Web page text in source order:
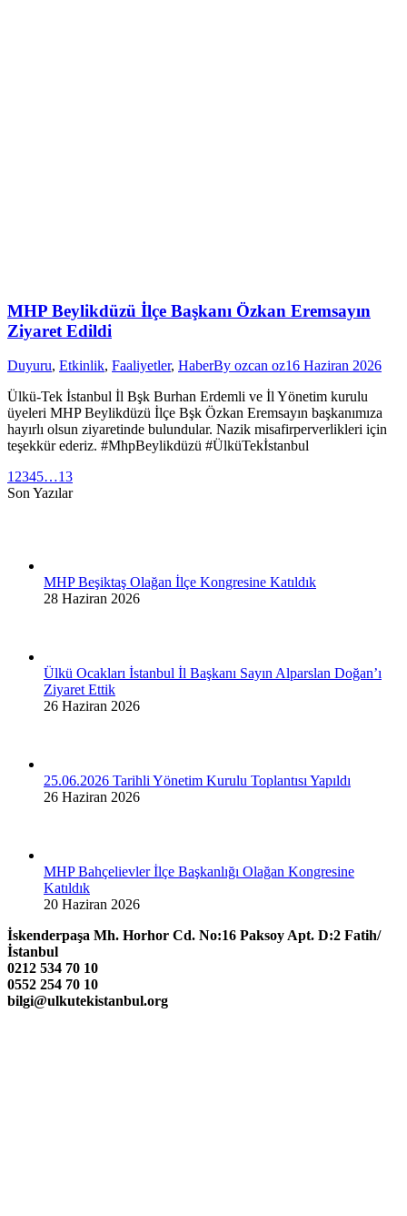
MHP Beylikdüzü İlçe Başkanı Özkan Eremsayın
Ziyaret Edildi
Duyuru, Etkinlik, Faaliyetler, HaberBy ozcan oz16 Haziran 2026
Ülkü-Tek İstanbul İl Bşk Burhan Erdemli ve İl Yönetim kurulu
üyeleri MHP Beylikdüzü İlçe Bşk Özkan Eremsayın başkanımıza
hayırlı olsun ziyaretinde bulundular. Nazik misafirperverlikleri için
teşekkür ederiz. #MhpBeylikdüzü #ÜlküTekİstanbul
1 2345…13
Son Yazılar
MHP Beşiktaş Olağan İlçe Kongresine Katıldık
28 Haziran 2026
Ülkü Ocakları İstanbul İl Başkanı Sayın Alparslan Doğan’ı
Ziyaret Ettik
26 Haziran 2026
25.06.2026 Tarihli Yönetim Kurulu Toplantısı Yapıldı
26 Haziran 2026
MHP Bahçelievler İlçe Başkanlığı Olağan Kongresine
Katıldık
20 Haziran 2026
İskenderpaşa Mh. Horhor Cd. No:16 Paksoy Apt. D:2 Fatih/
İstanbul
0212 534 70 10
0552 254 70 10
bilgi@ulkutekistanbul.org